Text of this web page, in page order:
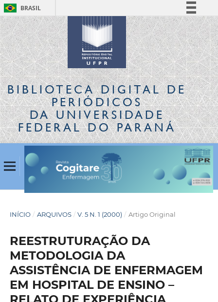
BRASIL
Simplifique!
Comunica BR
Participe
Acesso à informação
Legislação
Canais
BIBLIOTECA DIGITALDE
PERIÓDICOS
DA UNIVERSIDADE
FEDERAL DO PARANÁ
INÍCIO / ARQUIVOS / V. 5 N. 1 (2000) / Artigo Original
REESTRUTURAÇÃO DA
METODOLOGIA DA
ASSISTÊNCIA DE ENFERMAGEM
EM HOSPITAL DE ENSINO –